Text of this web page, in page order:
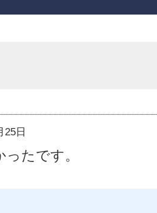
25日
たです。